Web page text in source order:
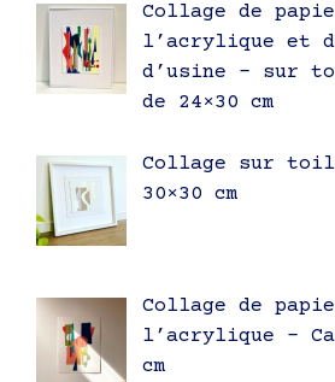
Collage de
l’acrylique et
d’usine – sur
de 24×30 cm
Collage sur
30×30 cm
Collage de
l’acrylique –
cm